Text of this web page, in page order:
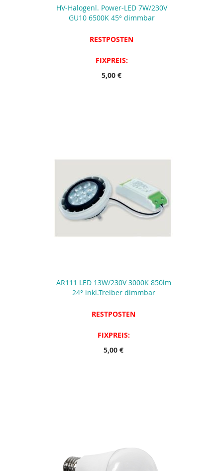
HV-Halogenl. Power-LED 7W/230V
GU10 6500K 45° dimmbar
RESTPOSTEN
FIXPREIS:
5,00 €
AR111 LED 13W/230V 3000K 850lm
24° inkl.Treiber dimmbar
RESTPOSTEN
FIXPREIS:
5,00 €